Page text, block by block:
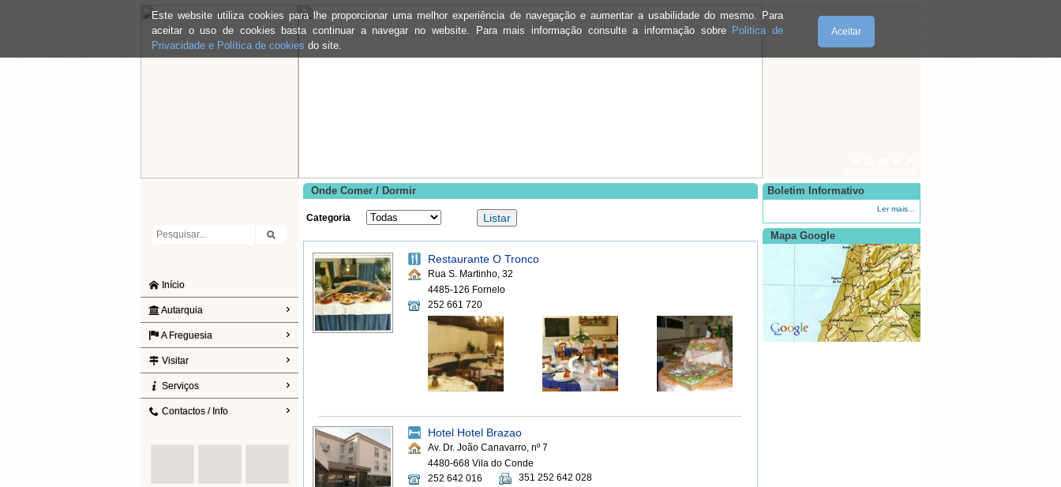
Este website utiliza cookies para lhe proporcionar uma melhor experiência de navegação e aumentar a usabilidade do mesmo. Para
aceitar o uso de cookies basta continuar a navegar no website. Para mais informação consulte a informação sobre Politica de
Privacidade e Política de cookies do site.
Aceitar
Início
Autarquia
A Freguesia
Visitar
Serviços
Contactos / Info
Onde Comer / Dormir
Categoria
Restaurante O Tronco
Rua S. Martinho, 32
4485-126 Fornelo
252 661 720
Hotel Hotel Brazao
Av. Dr. João Canavarro, nº 7
4480-668 Vila do Conde
252 642 016
351 252 642 028
Boletim Informativo
Ler mais...
Mapa Google